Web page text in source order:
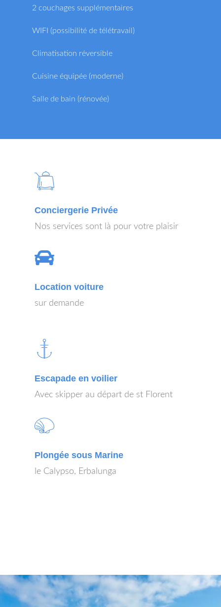
2 couchages supplémentaires
WIFI (possibilité de télétravail)
Climatisation réversible
Cuisine équipée (moderne)
Salle de bain (rénovée)
Conciergerie Privée
Nos services sont là pour votre plaisir
Location voiture
sur demande
Escapade en voilier
Avec skipper au départ de st Florent
Plongée sous Marine
le Calypso, Erbalunga